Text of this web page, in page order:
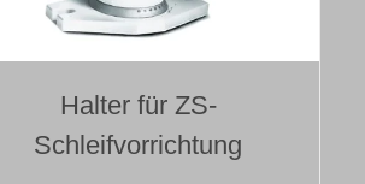
Halter für ZS-
Schleifvorrichtung